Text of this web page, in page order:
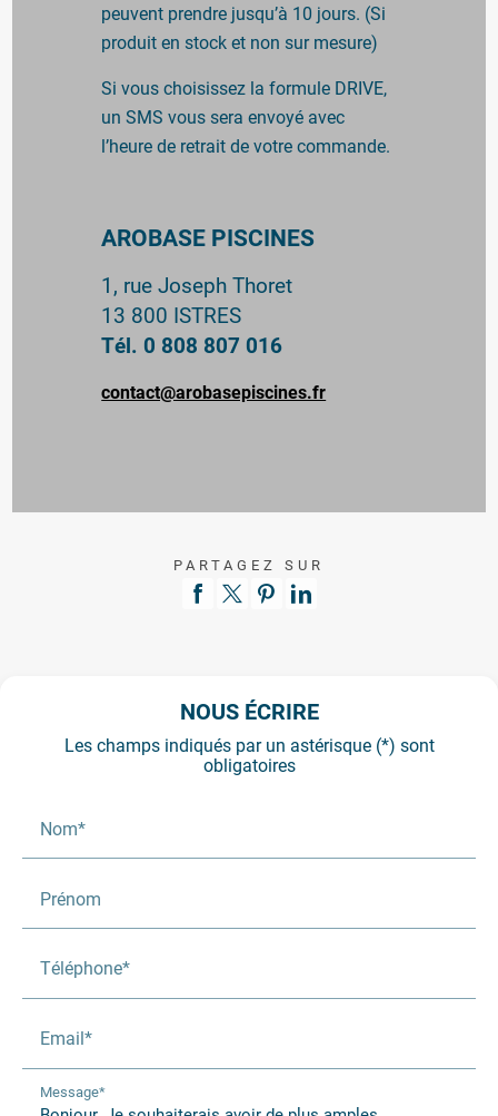
peuvent prendre jusqu’à 10 jours. (Si
produit en stock et non sur mesure)
Si vous choisissez la formule DRIVE,
un SMS vous sera envoyé avec
l’heure de retrait de votre commande.
AROBASE PISCINES
1, rue Joseph Thoret
13 800 ISTRES
Tél. 0 808 807 016
contact@arobasepiscines.fr
PARTAGEZ SUR
NOUS ÉCRIRE
Les champs indiqués par un astérisque (*) sont
obligatoires
Nom*
Prénom
Téléphone*
Email*
Message*